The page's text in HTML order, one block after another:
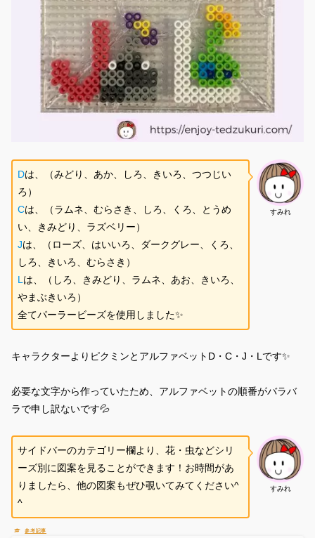
すみれ
Dは、（みどり、あか、しろ、きいろ、つつじい
ろ）
Cは、（ラムネ、むらさき、しろ、くろ、とうめ
い、きみどり、ラズベリー）
Jは、（ローズ、はいいろ、ダークグレー、くろ、
しろ、きいろ、むらさき）
L は、（しろ、きみどり、ラムネ、あお、きいろ、
やまぶきいろ）
全てパーラービーズを使用しました✨
キャラクターよりピクミンとアルファベットD・C・J・Lです✨
必要な文字から作っていたため、アルファベットの順番がバラバ
ラで申し訳ないです💦
すみれ
サイドバーのカテゴリー欄より、花・虫などシリ
ーズ別に図案を見ることができます！お時間があ
りましたら、他の図案もぜひ覗いてみてください^
^